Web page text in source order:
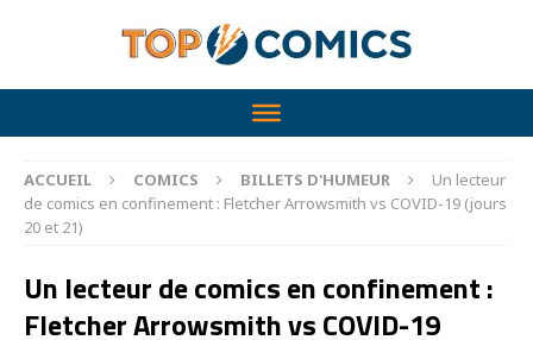
ACCUEIL COMICS BILLETS D'HUMEUR
Un lecteur
de comics en confinement : Fletcher Arrowsmith vs COVID-19 (jours
20 et 21)
Un lecteur de comics en confinement :
Fletcher Arrowsmith vs COVID-19